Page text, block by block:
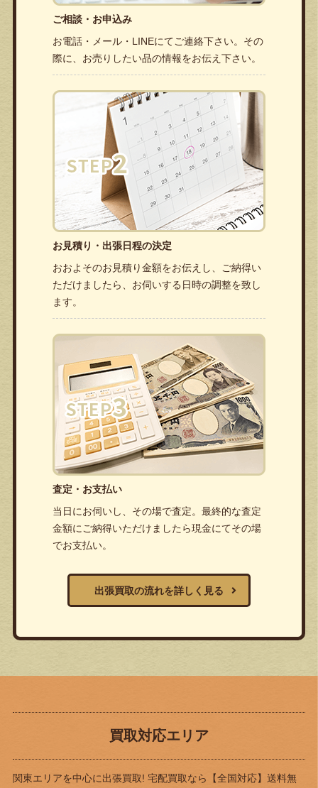
ご相談・お申込み
お電話・メール・LINEにてご連絡下さい。その
際に、お売りしたい品の情報をお伝え下さい。
お見積り・出張日程の決定
おおよそのお見積り金額をお伝えし、ご納得い
ただけましたら、お伺いする日時の調整を致し
ます。
査定・お支払い
当日にお伺いし、その場で査定。最終的な査定
金額にご納得いただけましたら現金にてその場
でお支払い。
出張買取の流れを詳しく見る
買取対応エリア
関東エリアを中心に出張買取! 宅配買取なら
【全国対応】送料無